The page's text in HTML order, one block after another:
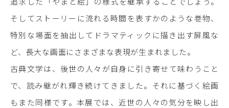
そしてストーリーに流れる時間を表すかのような巻物、
特別な場面を抽出してドラマティックに描き出す屏風な
ど、長大な画面にさまざまな表現が生まれました。
古典文学は、後世の人々が自身に引き寄せて味わうこと
で、読み継がれ輝き続けてきました。それに基づく絵画
もまた同様です。本展では、近世の人々の気分を映し出